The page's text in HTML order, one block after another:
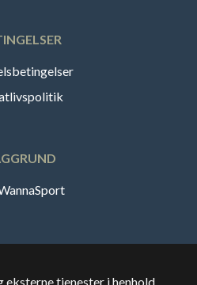
eksterne tjenester i henhold